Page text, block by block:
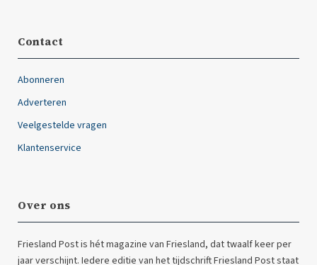
Contact
Abonneren
Adverteren
Veelgestelde vragen
Klantenservice
Over ons
Friesland Post is hét magazine van Friesland, dat twaalf keer per
jaar verschijnt. Iedere editie van het tijdschrift Friesland Post staat